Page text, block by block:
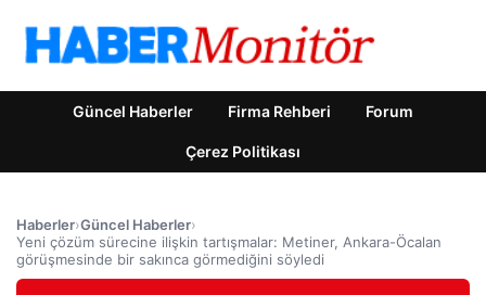
Güncel Haberler Firma Rehberi Forum
Çerez Politikası
Haberler›Güncel Haberler›
Yeni çözüm sürecine ilişkin tartışmalar: Metiner, Ankara-Öcalan
görüşmesinde bir sakınca görmediğini söyledi